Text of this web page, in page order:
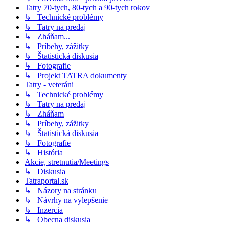
Tatry 70-tych, 80-tych a 90-tych rokov
↳ Technické problémy
↳ Tatry na predaj
↳ Zháňam...
↳ Príbehy, zážitky
↳ Štatistická diskusia
↳ Fotografie
↳ Projekt TATRA dokumenty
Tatry - veteráni
↳ Technické problémy
↳ Tatry na predaj
↳ Zháňam
↳ Príbehy, zážitky
↳ Štatistická diskusia
↳ Fotografie
↳ História
Akcie, stretnutia/Meetings
↳ Diskusia
Tatraportal.sk
↳ Názory na stránku
↳ Návrhy na vylepšenie
↳ Inzercia
↳ Obecna diskusia